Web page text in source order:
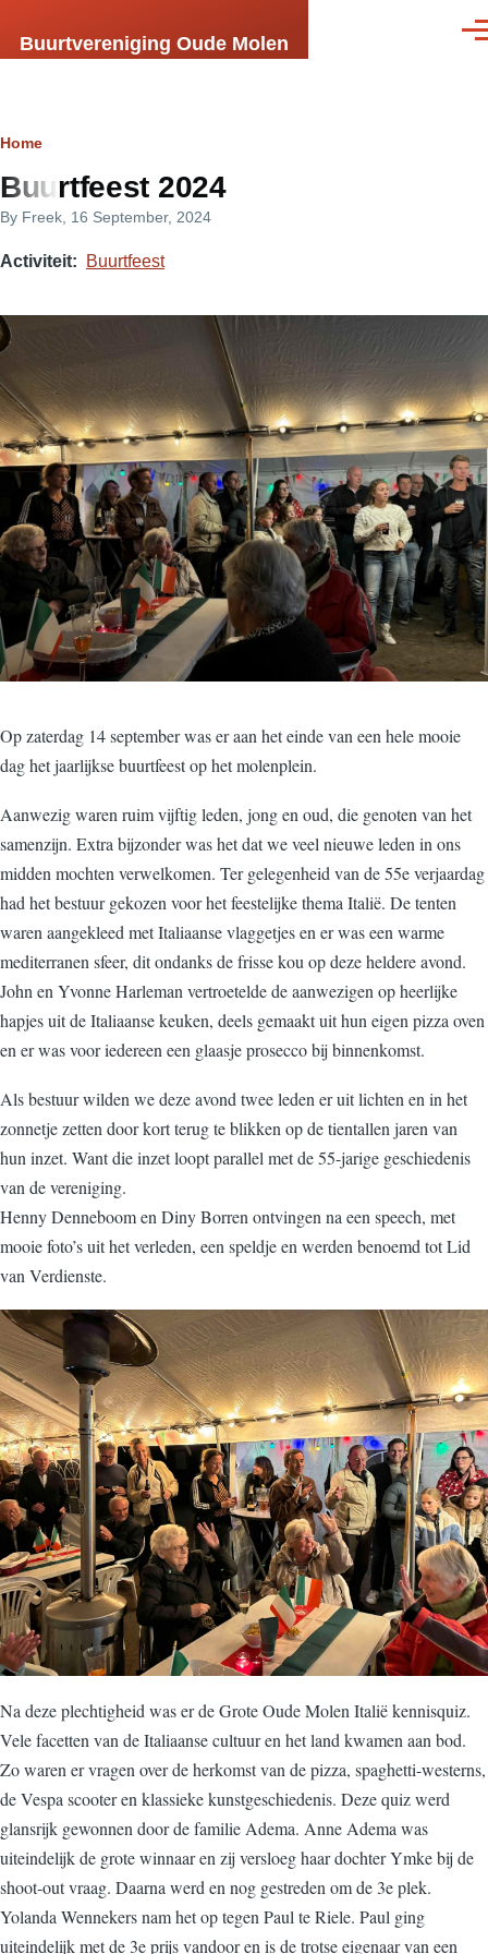
Buurtvereniging Oude Molen
Breadcrumb
Home
Buurtfeest 2024
By Freek , 16 September, 2024
Activiteit Buurtfeest
Op zaterdag 14 september was er aan het einde van een hele mooie
dag het jaarlijkse buurtfeest op het molenplein.
Aanwezig waren ruim vijftig leden, jong en oud, die genoten van het
samenzijn. Extra bijzonder was het dat we veel nieuwe leden in ons
midden mochten verwelkomen. Ter gelegenheid van de 55e verjaardag
had het bestuur gekozen voor het feestelijke thema Italië. De tenten
waren aangekleed met Italiaanse vlaggetjes en er was een warme
mediterranen sfeer, dit ondanks de frisse kou op deze heldere avond.
John en Yvonne Harleman vertroetelde de aanwezigen op heerlijke
hapjes uit de Italiaanse keuken, deels gemaakt uit hun eigen pizza oven
en er was voor iedereen een glaasje prosecco bij binnenkomst.
Als bestuur wilden we deze avond twee leden er uit lichten en in het
zonnetje zetten door kort terug te blikken op de tientallen jaren van
hun inzet. Want die inzet loopt parallel met de 55-jarige geschiedenis
van de vereniging.
Henny Denneboom en Diny Borren ontvingen na een speech, met
mooie foto’s uit het verleden, een speldje en werden benoemd tot Lid
van Verdienste.
Na deze plechtigheid was er de Grote Oude Molen Italië kennisquiz.
Vele facetten van de Italiaanse cultuur en het land kwamen aan bod.
Zo waren er vragen over de herkomst van de pizza, spaghetti-westerns,
de Vespa scooter en klassieke kunstgeschiedenis. Deze quiz werd
glansrijk gewonnen door de familie Adema. Anne Adema was
uiteindelijk de grote winnaar en zij versloeg haar dochter Ymke bij de
shoot-out vraag. Daarna werd en nog gestreden om de 3e plek.
Yolanda Wennekers nam het op tegen Paul te Riele. Paul ging
uiteindelijk met de 3e prijs vandoor en is de trotse eigenaar van een